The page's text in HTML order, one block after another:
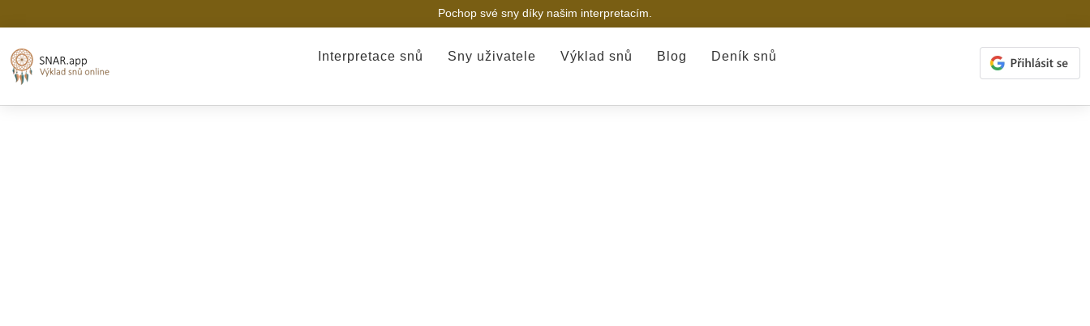
Pochop své sny díky našim interpretacím.
Interpretace snů Sny uživatele Výklad snů Blog Deník snů